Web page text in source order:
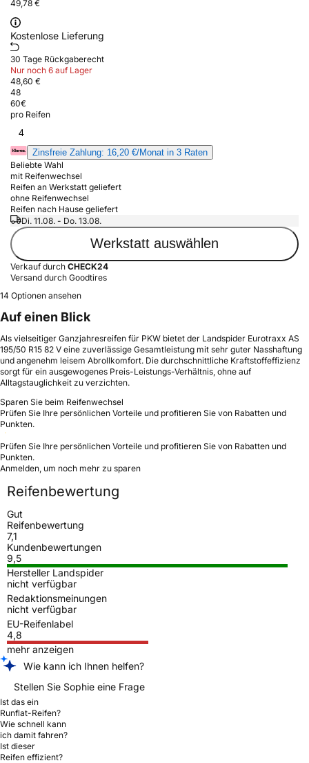
49,78 €
Kostenlose Lieferung
30 Tage Rückgaberecht
Nur noch 6 auf Lager
48,60 €
48
60€
pro Reifen
4
Zinsfreie Zahlung: 16,20 €/Monat in 3 Raten
Beliebte Wahl
mit Reifenwechsel
Reifen an Werkstatt geliefert
ohne Reifenwechsel
Reifen nach Hause geliefert
Di. 11.08. - Do. 13.08.
Werkstatt auswählen
Verkauf durch CHECK24
Versand durch Goodtires
14 Optionen ansehen
Auf einen Blick
Als vielseitiger Ganzjahresreifen für PKW bietet der Landspider Eurotraxx AS
195/50 R15 82 V eine zuverlässige Gesamtleistung mit sehr guter Nasshaftung
und angenehm leisem Abrollkomfort. Die durchschnittliche Kraftstoffeffizienz
sorgt für ein ausgewogenes Preis-Leistungs-Verhältnis, ohne auf
Alltagstauglichkeit zu verzichten.
Sparen Sie beim Reifenwechsel
Prüfen Sie Ihre persönlichen Vorteile und profitieren Sie von Rabatten und
Punkten.
Prüfen Sie Ihre persönlichen Vorteile und profitieren Sie von Rabatten und
Punkten.
Anmelden, um noch mehr zu sparen
Reifenbewertung
Gut
Reifenbewertung
7,1
Kundenbewertungen
9,5
Hersteller Landspider
nicht verfügbar
Redaktionsmeinungen
nicht verfügbar
EU-Reifenlabel
4,8
mehr anzeigen
Wie kann ich Ihnen helfen?
Stellen Sie Sophie eine Frage
Ist das ein
Runflat-Reifen?
Wie schnell kann
ich damit fahren?
Ist dieser
Reifen effizient?